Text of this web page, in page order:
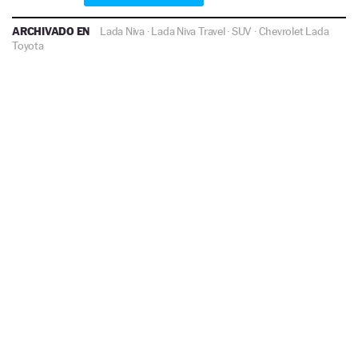
ARCHIVADO EN Lada Niva·Lada Niva Travel·SUV ·Chevrolet Lada
Toyota